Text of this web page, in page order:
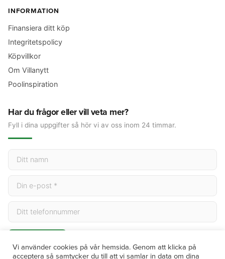
INFORMATION
Finansiera ditt köp
Integritetspolicy
Köpvillkor
Om Villanytt
Poolinspiration
Har du frågor eller vill veta mer?
Fyll i dina uppgifter så hör vi av oss inom 24 timmar.
Vi använder cookies på vår hemsida. Genom att klicka på
acceptera så samtycker du till att vi samlar in data om dina